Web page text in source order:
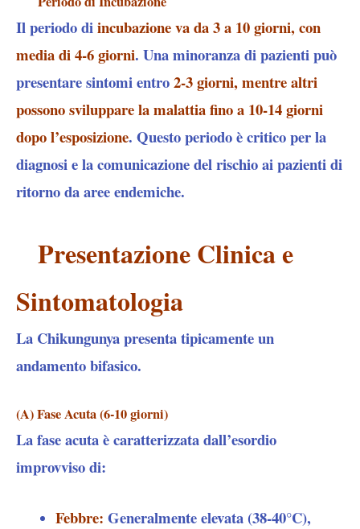
Il periodo diincubazione va da 3 a 10 giorni, con
media di 4-6 giorni. Una minoranza di pazienti può
presentare sintomi entro2-3 giorni, mentre altri
possono sviluppare la malattia fino a 10-14 giorni
dopo l’esposizione. Questo periodo è critico per la
diagnosi e la comunicazione del rischio ai pazienti di
ritorno da aree endemiche.
Presentazione Clinica e
Sintomatologia
La Chikungunya presenta tipicamente un
andamentobifasico.
(A) Fase Acuta (6-10 giorni)
La fase acuta è caratterizzata dall’esordio
improvviso di:
Febbre: Generalmente elevata (38-40°C),